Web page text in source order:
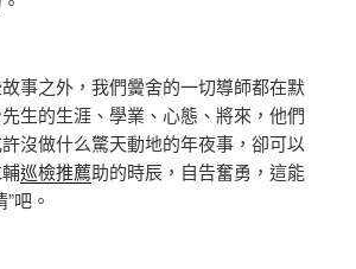
之外，我們黌舍的一切導師都在默
生的生涯、學業、心態、將來，他們
沒做什么驚天動地的年夜事，卻可以
巡檢推薦助的時辰，自告奮勇，這能
吧。